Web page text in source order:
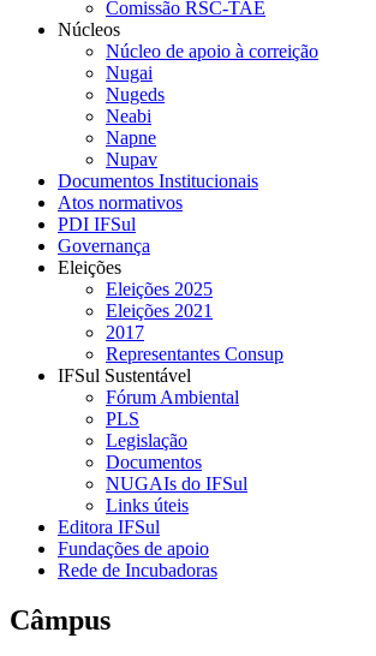
Comissão RSC-TAE
Núcleos
Núcleo de apoio à correição
Nugai
Nugeds
Neabi
Napne
Nupav
Documentos Institucionais
Atos normativos
PDI IFSul
Governança
Eleições
Eleições 2025
Eleições 2021
2017
Representantes Consup
IFSul Sustentável
Fórum Ambiental
PLS
Legislação
Documentos
NUGAIs do IFSul
Links úteis
Editora IFSul
Fundações de apoio
Rede de Incubadoras
Câmpus